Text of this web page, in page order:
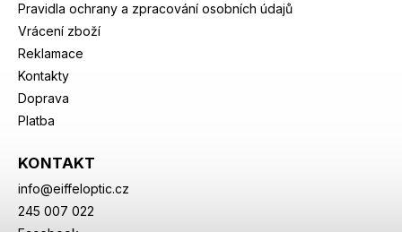
Pravidla ochrany a zpracování osobních údajů
Vrácení zboží
Reklamace
Kontakty
Doprava
Platba
KONTAKT
info@eiffeloptic.cz
245 007 022